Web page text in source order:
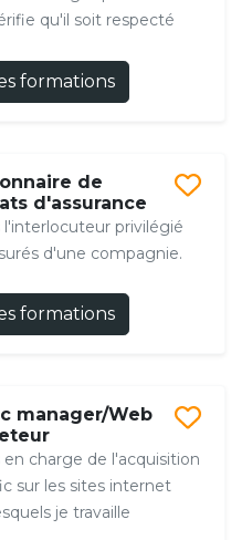
qu'il soit respecté
formations
de
d'assurance
l'interlocuteur privilégié
d'une compagnie.
formations
manager/Web
en charge de l'acquisition
sur les sites internet
je travaille